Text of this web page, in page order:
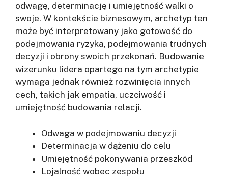
odwagę, determinację i umiejętność walki o
swoje. W kontekście biznesowym, archetyp ten
może być interpretowany jako gotowość do
podejmowania ryzyka, podejmowania trudnych
decyzji i obrony swoich przekonań. Budowanie
wizerunku lidera opartego na tym archetypie
wymaga jednak również rozwinięcia innych
cech, takich jak empatia, uczciwość i
umiejętność budowania relacji.
Odwaga w podejmowaniu decyzji
Determinacja w dążeniu do celu
Umiejętność pokonywania przeszkód
Lojalność wobec zespołu